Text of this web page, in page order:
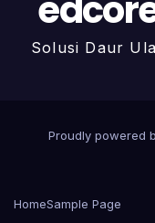
Solusi Daur
Proudly powered
HomeSample Page